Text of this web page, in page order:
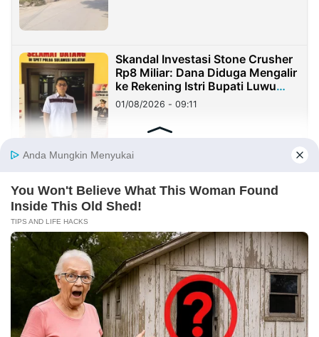
Skandal Investasi Stone Crusher
Rp8 Miliar: Dana Diduga Mengalir
ke Rekening Istri Bupati Luwu
Timur
01/08/2026 - 09:11
PENDIDIKAN
Ketua MPK Labschool Ciracas
Tembus 100 Pemimpin Muda
Terbaik Indonesia
05/08/2026 - 15:49
Mahasiswa KKN Internasional